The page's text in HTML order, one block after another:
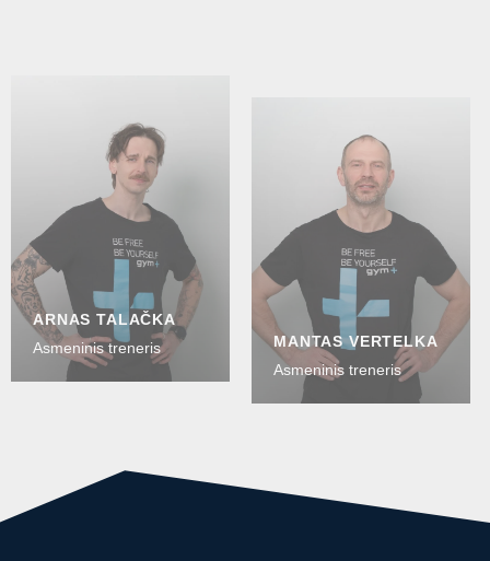
ARNAS TALAČKA
Asmeninis treneris
MANTAS VERTELKA
Asmeninis treneris